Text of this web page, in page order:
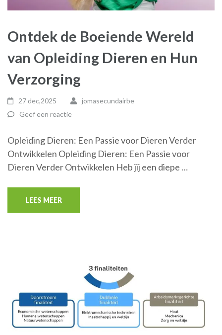
Ontdek de Boeiende Wereld
van Opleiding Dieren en Hun
Verzorging
27 dec,2025
jomasecundairbe
Geef een reactie
Opleiding Dieren: Een Passie voor Dieren Verder
Ontwikkelen Opleiding Dieren: Een Passie voor
Dieren Verder Ontwikkelen Heb jij een diepe …
LEES MEER